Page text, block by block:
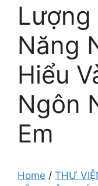
Lượng
Năng
Hiểu
Ngôn
Em
Home / THƯ